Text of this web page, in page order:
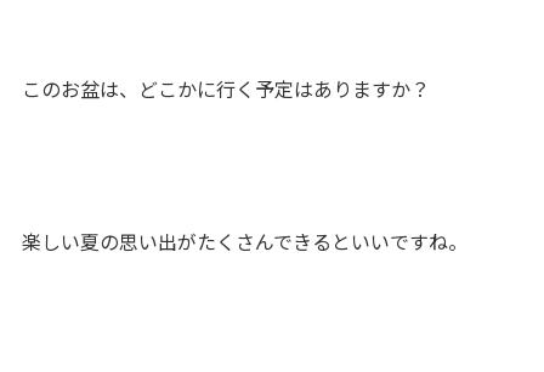
このお盆は、どこかに行く予定はありますか？
楽しい夏の思い出がたくさんできるといいですね。